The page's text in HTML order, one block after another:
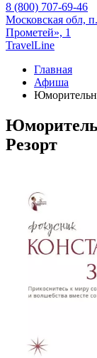
8 (800) 707-69-46
Московская обл,
Прометей», 1
TravelLine
Главная
Афиша
Резорт